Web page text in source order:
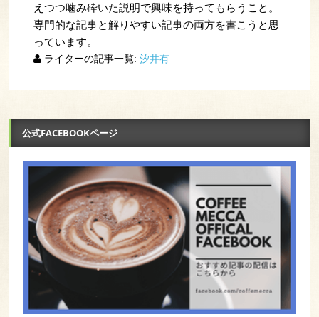
えつつ噛み砕いた説明で興味を持ってもらうこと。
専門的な記事と解りやすい記事の両方を書こうと思
っています。
ライターの記事一覧: 汐井有
公式FACEBOOKページ